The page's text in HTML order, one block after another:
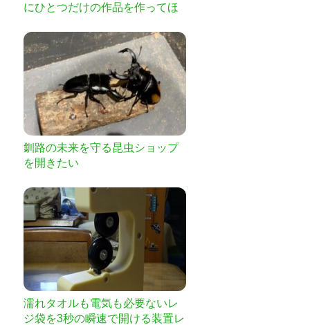
にひとつだけの作品を作ってほ
釧路の未来を守る昆虫ショップ
を開きたい
濡れタオルも電気も必要ないレ
ジ袋を3秒の瞬速で開ける装置レ